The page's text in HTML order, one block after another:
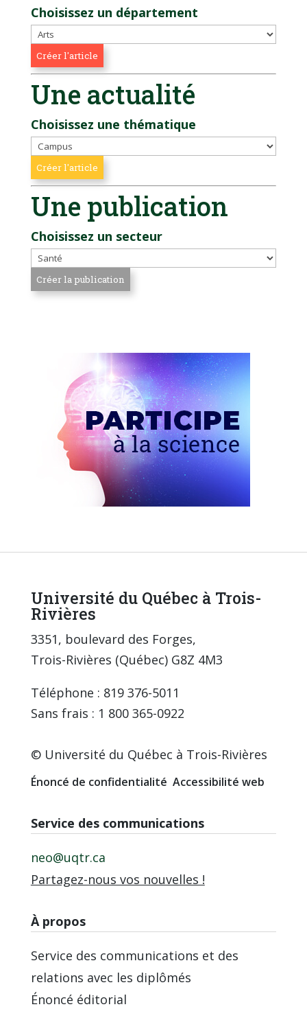
Choisissez un département
Une actualité
Choisissez une thématique
Une publication
Choisissez un secteur
Université du Québec à Trois-
Rivières
3351, boulevard des Forges,
Trois-Rivières (Québec) G8Z 4M3
Téléphone : 819 376-5011
Sans frais : 1 800 365-0922
© Université du Québec à Trois-Rivières
Énoncé de confidentialité Accessibilité web
Service des communications
neo@uqtr.ca
Partagez-nous vos nouvelles !
À propos
Service des communications et des
relations avec les diplômés
Énoncé éditorial